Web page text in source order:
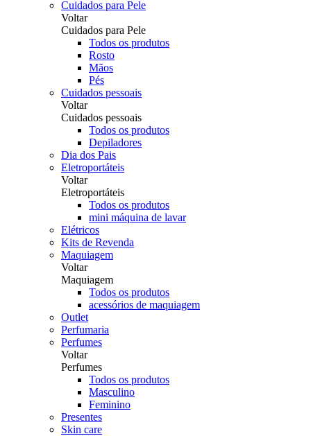
Cuidados para Pele
Voltar
Cuidados para Pele
Todos os produtos
Rosto
Mãos
Pés
Cuidados pessoais
Voltar
Cuidados pessoais
Todos os produtos
Depiladores
Dia dos Pais
Eletroportáteis
Voltar
Eletroportáteis
Todos os produtos
mini máquina de lavar
Elétricos
Kits de Revenda
Maquiagem
Voltar
Maquiagem
Todos os produtos
acessórios de maquiagem
Outlet
Perfumaria
Perfumes
Voltar
Perfumes
Todos os produtos
Masculino
Feminino
Presentes
Skin care